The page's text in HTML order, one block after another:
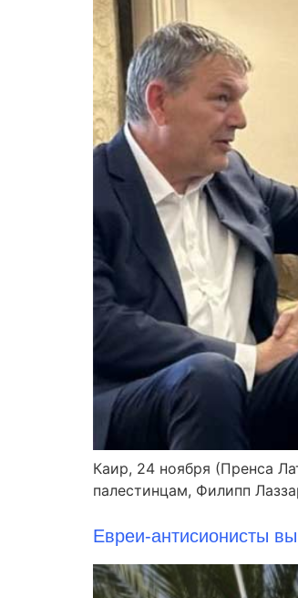
Каир, 24 ноября (Пренса
палестинцам, Филипп
Евреи-антисионисты